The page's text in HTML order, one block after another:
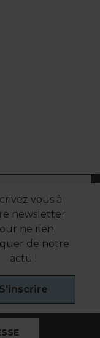
vous à
newsletter
ne rien
de notre
actu !
S'inscrire